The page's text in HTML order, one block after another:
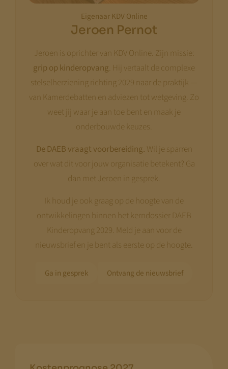
Eigenaar KDV Online
Jeroen Pernot
Jeroen is oprichter van KDV Online. Zijn missie:
grip op kinderopvang. Hij vertaalt de complexe
stelselherziening richting 2029 naar de praktijk —
van Kamerdebatten en adviezen tot wetgeving. Zo
weet jij waar je aan toe bent en maak je
onderbouwde keuzes.
De DAEB vraagt voorbereiding. Wil je sparren
over wat dit voor jouw organisatie betekent? Ga
dan met Jeroen in gesprek.
Ik houd je ook graag op de hoogte van de
ontwikkelingen binnen het kerndossier DAEB
Kinderopvang 2029. Meld je aan voor de
nieuwsbrief en je bent als eerste op de hoogte.
Ga in gesprek Ontvang de nieuwsbrief